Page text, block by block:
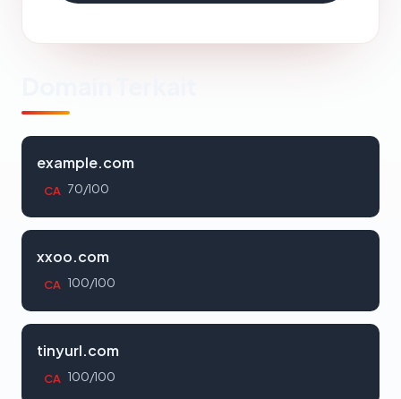
example.com
CA 70/100
xxoo.com
CA 100/100
tinyurl.com
CA 100/100